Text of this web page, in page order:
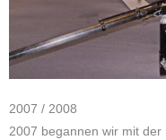
2007 / 2008
2007 begannen wir mit